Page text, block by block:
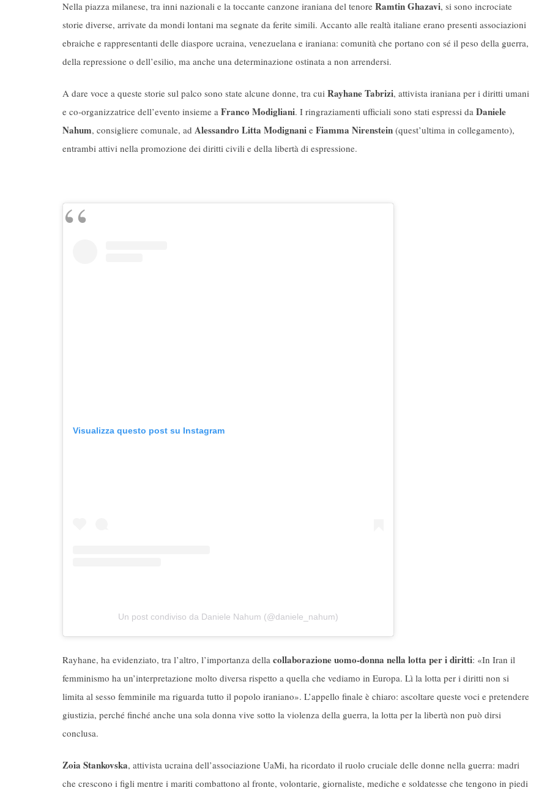
Nella piazza milanese, tra inni nazionali e la toccante canzone iraniana del tenore Ramtin Ghazavi, si sono incrociate
storie diverse, arrivate da mondi lontani ma segnate da ferite simili. Accanto alle realtà italiane erano presenti associazioni
ebraiche e rappresentanti delle diaspore ucraina, venezuelana e iraniana: comunità che portano con sé il peso della guerra,
della repressione o dell’esilio, ma anche una determinazione ostinata a non arrendersi.
A dare voce a queste storie sul palco sono state alcune donne, tra cui Rayhane Tabrizi, attivista iraniana per i diritti umani
e co‑organizzatrice dell’evento insieme a Franco Modigliani. I ringraziamenti ufficiali sono stati espressi da Daniele
Nahum, consigliere comunale, ad Alessandro Litta Modignani e Fiamma Nirenstein (quest’ultima in collegamento),
entrambi attivi nella promozione dei diritti civili e della libertà di espressione.
Visualizza questo post su Instagram
Un post condiviso da Daniele Nahum (@daniele_nahum)
Rayhane, ha evidenziato, tra l’altro, l’importanza della collaborazione uomo-donna nella lotta per i diritti: «In Iran il
femminismo ha un’interpretazione molto diversa rispetto a quella che vediamo in Europa. Lì la lotta per i diritti non si
limita al sesso femminile ma riguarda tutto il popolo iraniano». L’appello finale è chiaro: ascoltare queste voci e pretendere
giustizia, perché finché anche una sola donna vive sotto la violenza della guerra, la lotta per la libertà non può dirsi
conclusa.
Zoia Stankovska, attivista ucraina dell’associazione UaMi, ha ricordato il ruolo cruciale delle donne nella guerra: madri
che crescono i figli mentre i mariti combattono al fronte, volontarie, giornaliste, mediche e soldatesse che tengono in piedi